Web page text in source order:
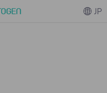
JP